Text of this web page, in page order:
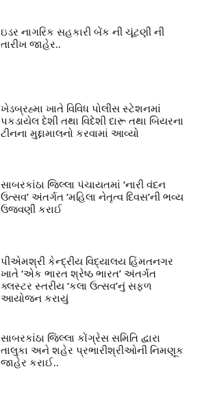
ઇડર નાગરિક સહકારી બેંક ની ચૂંટણી ની
તારીખ જાહેર..
ખેડબ્રહ્મા ખાતે વિવિધ પોલીસ સ્ટેશનમાં
પકડાયેલ દેશી તથા વિદેશી દારૂ તથા બિયરના
ટીનના મુદ્દામાલનો કરવામાં આવ્યો
સાબરકાંઠા જિલ્લા પંચાયતમાં ‘નારી વંદન
ઉત્સવ’ અંતર્ગત ‘મહિલા નેતૃત્વ દિવસ’ની ભવ્ય
ઉજવણી કરાઈ
પીએમશ્રી કેન્દ્રીય વિદ્યાલય હિંમતનગર
ખાતે ‘એક ભારત શ્રેષ્ઠ ભારત’ અંતર્ગત
ક્લસ્ટર સ્તરીય ‘કલા ઉત્સવ’નું સફળ
આયોજન કરાયું
સાબરકાંઠા જિલ્લા કોંગ્રેસ સમિતિ દ્વારા
તાલુકા અને શહેર પ્રભારીશ્રીઓની નિમણૂક
જાહેર કરાઈ..